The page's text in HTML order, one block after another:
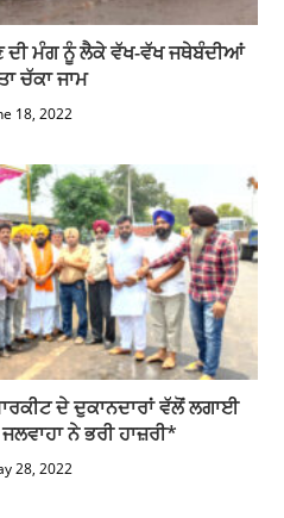
ਮੰਗ ਨੂੰ ਲੈਕੇ ਵੱਖ-ਵੱਖ ਜਥੇਬੰਦੀਆਂ
ਚੱਕਾ ਜਾਮ
18, 2022
ਦੇ ਦੁਕਾਨਦਾਰਾਂ ਵੱਲੋਂ ਲਗਾਈ
ਨੇ ਭਰੀ ਹਾਜ਼ਰੀ*
28, 2022